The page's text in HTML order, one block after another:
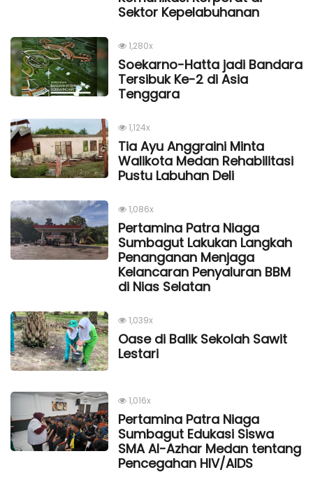
Sektor Kepelabuhanan
1,280x
Soekarno-Hatta jadi Bandara
Tersibuk Ke-2 di Asia
Tenggara
1,124x
Tia Ayu Anggraini Minta
Walikota Medan Rehabilitasi
Pustu Labuhan Deli
1,086x
Pertamina Patra Niaga
Sumbagut Lakukan Langkah
Penanganan Menjaga
Kelancaran Penyaluran BBM
di Nias Selatan
1,039x
Oase di Balik Sekolah Sawit
Lestari
1,016x
Pertamina Patra Niaga
Sumbagut Edukasi Siswa
SMA Al-Azhar Medan tentang
Pencegahan HIV/AIDS